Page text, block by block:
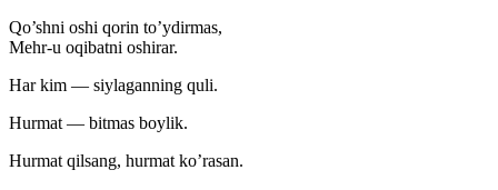
Qo’shni oshi qorin to’ydirmas,
Mehr-u oqibatni oshirar.
Har kim — siylaganning quli.
Hurmat — bitmas boylik.
Hurmat qilsang, hurmat ko’rasan.